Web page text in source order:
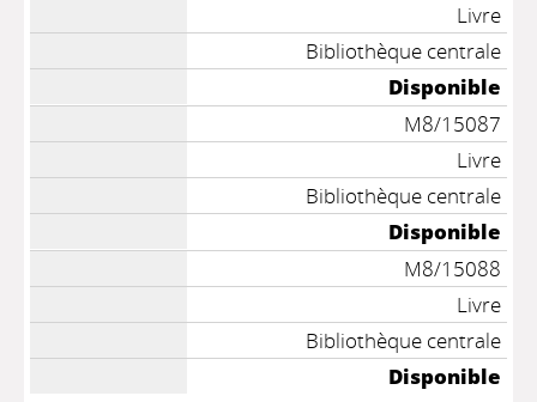
Livre
Bibliothèque centrale
Disponible
M8/15087
Livre
Bibliothèque centrale
Disponible
M8/15088
Livre
Bibliothèque centrale
Disponible